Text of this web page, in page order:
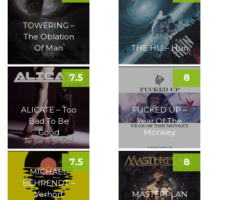
TOWERING –
The Oblation
Of Man
THE HU – Hun
ALICATE – Too
Bad To Be
Good
7.5
FUCKED UP –
Year Of The
Monkey
8
MICHAEL
BEHRENDT –
Verhört
7.5
MASTERPLAN
8